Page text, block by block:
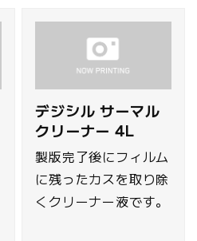
不要で無駄なく使用で
デジシル サーマル
クリーナー 4L
製版完了後にフィルム
に残ったカスを取り除
くクリーナー液です。